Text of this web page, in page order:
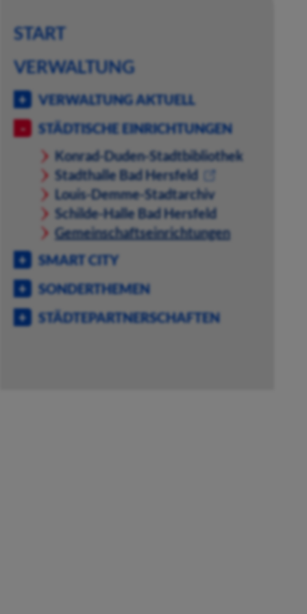
START
VERWALTUNG
VERWALTUNG AKTUELL
STÄDTISCHE EINRICHTUNGEN
Konrad-Duden-Stadtbibliothek
Stadthalle Bad Hersfeld
Louis-Demme-Stadtarchiv
Schilde-Halle Bad Hersfeld
Gemeinschaftseinrichtungen
SMART CITY
SONDERTHEMEN
STÄDTEPARTNERSCHAFTEN